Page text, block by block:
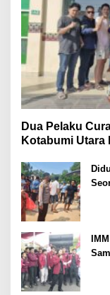
Dua Pelaku
Kotabumi